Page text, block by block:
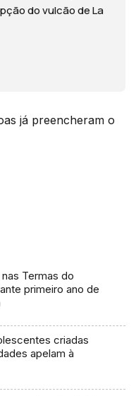
do vulcão de La
já preencheram o
Termas do
primeiro ano de
criadas
apelam à